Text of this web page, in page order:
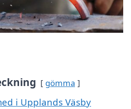
gömma
i Upplands Väsby